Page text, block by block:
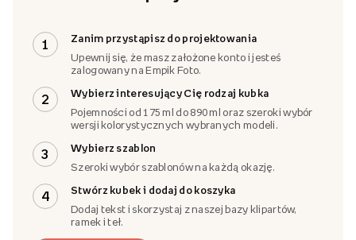
1
Zanim przystąpisz do projektowania
Upewnij się, że masz założone konto i jesteś
zalogowany na Empik Foto.
2
Wybierz interesujący Cię rodzaj kubka
Pojemności od 175 ml do 890 ml oraz szeroki wybór
wersji kolorystycznych wybranych modeli.
3
Wybierz szablon
Szeroki wybór szablonów na każdą okazję.
4
Stwórz kubek i dodaj do koszyka
Dodaj tekst i skorzystaj z naszej bazy klipartów,
ramek i teł.